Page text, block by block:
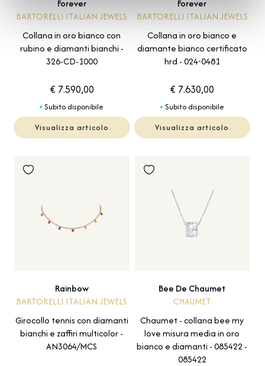
Forever
BARTORELLI ITALIAN JEWELS
Collana in oro bianco con
rubino e diamanti bianchi -
326-CD-1000
€ 7.590,00
Subito disponibile
Visualizza articolo
Forever
BARTORELLI ITALIAN JEWELS
Collana in oro bianco e
diamante bianco certificato
hrd - 024-0481
€ 7.630,00
Subito disponibile
Visualizza articolo
Rainbow
BARTORELLI ITALIAN JEWELS
Girocollo tennis con diamanti
bianchi e zaffiri multicolor -
AN3064/MCS
Bee De Chaumet
CHAUMET
Chaumet - collana bee my
love misura media in oro
bianco e diamanti - 085422 -
085422